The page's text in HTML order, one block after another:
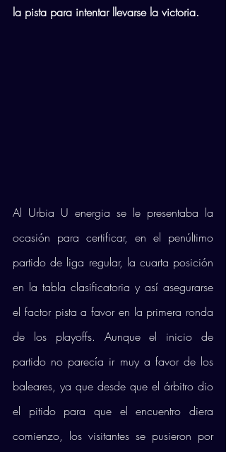
la pista para intentar llevarse la victoria.
Al Urbia U energia se le presentaba la
ocasión para certificar, en el penúltimo
partido de liga regular, la cuarta posición
en la tabla clasificatoria y así asegurarse
el factor pista a favor en la primera ronda
de los playoffs. Aunque el inicio de
partido no parecía ir muy a favor de los
baleares, ya que desde que el árbitro dio
el pitido para que el encuentro diera
comienzo, los visitantes se pusieron por